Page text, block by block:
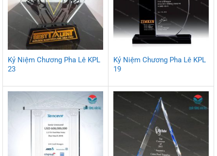
Kỷ Niệm Chương Pha Lê KPL
23
Kỷ Niệm Chương Pha Lê KPL
19